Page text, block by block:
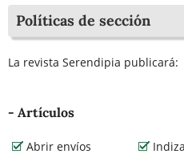
Políticas de sección
La revista Serendipia publicará:
- Artículos
Abrir envíos